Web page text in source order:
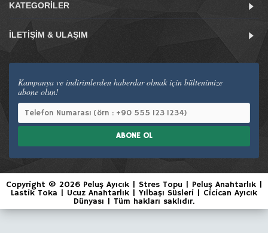
KATEGORILER
İLETIŞIM & ULAŞIM
Kampanya ve indirimlerden haberdar olmak için bültenimize
abone olun!
ABONE OL
Copyright © 2026 Peluş Ayıcık | Stres Topu | Peluş Anahtarlık |
Lastik Toka | Ucuz Anahtarlık | Yılbaşı Süsleri | Cicican Ayıcık
Dünyası | Tüm hakları saklıdır.